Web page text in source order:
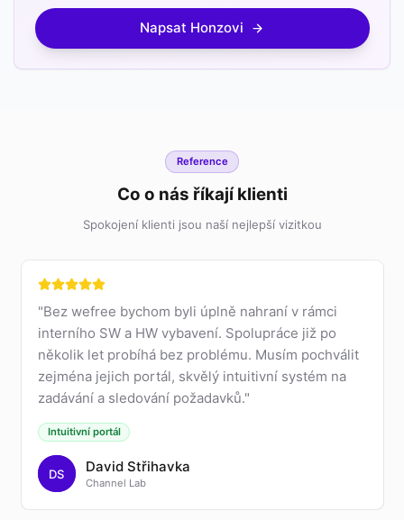
Napsat Honzovi
Reference
Co o nás říkají klienti
Spokojení klienti jsou naší nejlepší vizitkou
"Bez wefree bychom byli úplně nahraní v rámci
interního SW a HW vybavení. Spolupráce již po
několik let probíhá bez problému. Musím pochválit
zejména jejich portál, skvělý intuitivní systém na
zadávání a sledování požadavků."
Intuitivní portál
DS David Střihavka
Channel Lab